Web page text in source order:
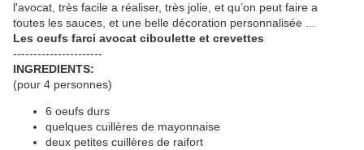
l'avocat, très facile a réaliser, très jolie, et qu’on peut faire a
toutes les sauces, et une belle décoration personnalisée ...
Les oeufs farci avocat ciboulette et crevettes
----------------------
INGREDIENTS:
(pour 4 personnes)
6 oeufs durs
quelques cuillères de mayonnaise
deux petites cuillères de raifort